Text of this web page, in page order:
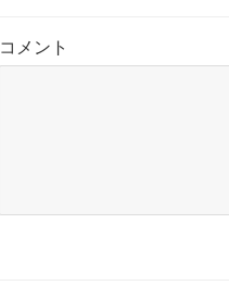
コメント